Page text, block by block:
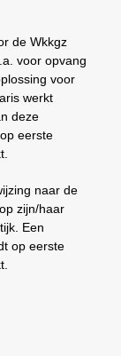
de Wkkgz
voor opvang
voor
werkt
deze
eerste
naar de
zijn/haar
Een
op eerste